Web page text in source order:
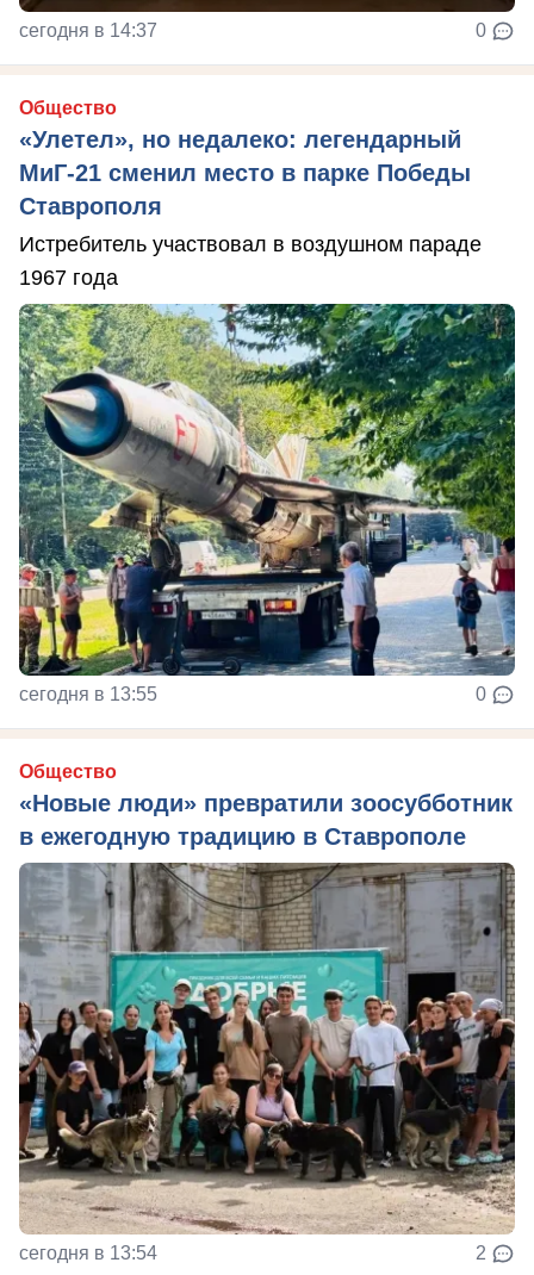
сегодня в 14:37 0
Общество
«Улетел», но недалеко: легендарный
МиГ-21 сменил место в парке Победы
Ставрополя
Истребитель участвовал в воздушном параде
1967 года
сегодня в 13:55 0
Общество
«Новые люди» превратили зоосубботник
в ежегодную традицию в Ставрополе
сегодня в 13:54 2